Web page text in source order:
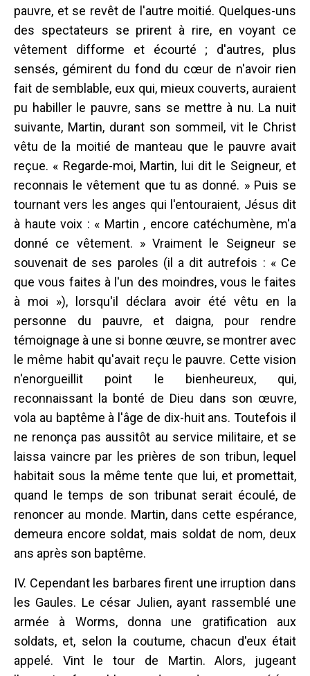
pauvre, et se revêt de l'autre moitié. Quelques-uns
des spectateurs se prirent à rire, en voyant ce
vêtement difforme et écourté ; d'autres, plus
sensés, gémirent du fond du cœur de n'avoir rien
fait de semblable, eux qui, mieux couverts, auraient
pu habiller le pauvre, sans se mettre à nu. La nuit
suivante, Martin, durant son sommeil, vit le Christ
vêtu de la moitié de manteau que le pauvre avait
reçue. « Regarde-moi, Martin, lui dit le Seigneur, et
reconnais le vêtement que tu as donné. » Puis se
tournant vers les anges qui l'entouraient, Jésus dit
à haute voix : « Martin , encore catéchumène, m'a
donné ce vêtement. » Vraiment le Seigneur se
souvenait de ses paroles (il a dit autrefois : « Ce
que vous faites à l'un des moindres, vous le faites
à moi »), lorsqu'il déclara avoir été vêtu en la
personne du pauvre, et daigna, pour rendre
témoignage à une si bonne œuvre, se montrer avec
le même habit qu'avait reçu le pauvre. Cette vision
n'enorgueillit point le bienheureux, qui,
reconnaissant la bonté de Dieu dans son œuvre,
vola au baptême à l'âge de dix-huit ans. Toutefois il
ne renonça pas aussitôt au service militaire, et se
laissa vaincre par les prières de son tribun, lequel
habitait sous la même tente que lui, et promettait,
quand le temps de son tribunat serait écoulé, de
renoncer au monde. Martin, dans cette espérance,
demeura encore soldat, mais soldat de nom, deux
ans après son baptême.
IV. Cependant les barbares firent une irruption dans
les Gaules. Le césar Julien, ayant rassemblé une
armée à Worms, donna une gratification aux
soldats, et, selon la coutume, chacun d'eux était
appelé. Vint le tour de Martin. Alors, jugeant